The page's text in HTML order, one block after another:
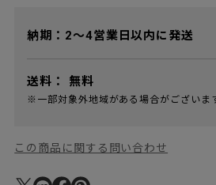
納期：2～4営業日以内に発送
送料： 無料
※一部対象外地域がある場合がございま
この商品に関する問い合わせ